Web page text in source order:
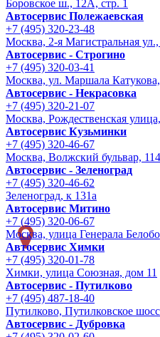
Боровское ш., 12А, стр. 1
Автосервис Полежаевская
+7 (495) 320-23-48
Москва, 2-я Магистральная ул.,
Автосервис - Строгино
+7 (495) 320-03-41
Москва, ул. Маршала Катукова,
Автосервис - Некрасовка
+7 (495) 320-21-07
Москва, Рождественская
Автосервис Кузьминки
+7 (495) 320-46-67
Москва, Волжский бульвар,
Автосервис - Зеленоград
+7 (495) 320-46-62
Зеленоград, к 131а
Автосервис Митино
+7 (495) 320-06-67
Москва, улица Генерала
Автосервис Химки
+7 (495) 320-01-78
Химки, улица Союзная, дом 11
Автосервис - Путилково
+7 (495) 487-18-40
Путилково, Путилковское
Автосервис - Дубровка